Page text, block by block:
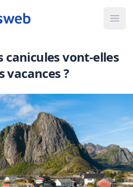
canicules vont-elles
vacances ?